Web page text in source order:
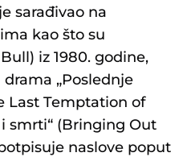
sarađivao na
kao što su
iz 1980. godine,
„Poslednje
Last Temptation of
smrti“ (Bringing Out
naslove poput